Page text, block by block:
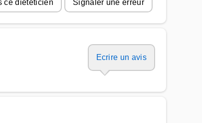
ce diététicien Signaler une erreur
Ecrire un avis